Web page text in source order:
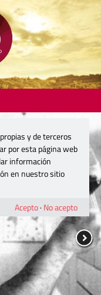
y de terceros
por esta página web
información
en nuestro sitio
Acepto· No acepto